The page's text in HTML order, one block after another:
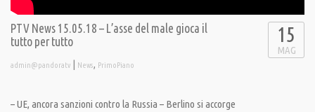
PTV News 15.05.18 – L’asse del male gioca il
tutto per tutto
admin@pandoratv | News, PrimoPiano
15
MAG
– UE, ancora sanzioni contro la Russia – Berlino si accorge